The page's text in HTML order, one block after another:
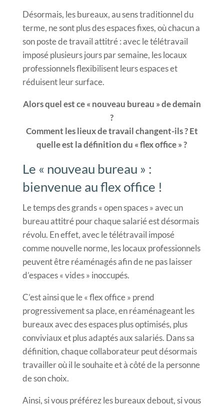
Désormais, les bureaux, au sens traditionnel du
terme, ne sont plus des espaces fixes, où chacun a
son poste de travail attitré : avec le télétravail
imposé plusieurs jours par semaine, les locaux
professionnels flexibilisent leurs espaces et
réduisent leur surface.
Alors quel est ce « nouveau bureau » de demain
?
Comment les lieux de travail changent-ils ? Et
quelle est la définition du « flex office » ?
Le « nouveau bureau » :
bienvenue au flex office !
Le temps des grands « open spaces » avec un
bureau attitré pour chaque salarié est désormais
révolu. En effet, avec le télétravail imposé
comme nouvelle norme, les locaux professionnels
peuvent être réaménagés afin de ne pas laisser
d’espaces « vides » inoccupés.
C’est ainsi que le « flex office » prend
progressivement sa place, en réaménageant les
bureaux avec des espaces plus optimisés, plus
conviviaux et plus adaptés aux salariés. Dans sa
définition, chaque collaborateur peut désormais
travailler où il le souhaite et à côté de la personne
de son choix.
Ainsi, si vous préférez les bureaux debout, si vous